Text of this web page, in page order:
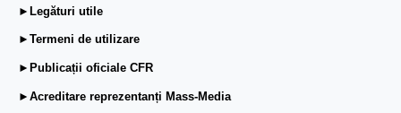
►Legături utile
►Termeni de utilizare
►Publicații oficiale CFR
►Acreditare reprezentanți Mass-Media